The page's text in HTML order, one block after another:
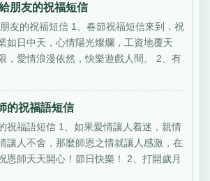
朋友的祝福短信
友的祝福短信 1、春節祝福短信來到，祝
如日中天，心情陽光燦爛，工資地覆天
，愛情浪漫依然，快樂遊戲人間。 2、有
的祝福語短信
祝福語短信 1、如果愛情讓人着迷，親情
讓人不舍，那麼師恩之情就讓人感激，在
恩師天天開心！節日快樂！ 2、打開歲月